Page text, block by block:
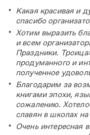
Какая красивая и
спасибо
Хотим выразить
и всем
Праздники.
продуманного и
полученное
Благодарим за
книгами эпохи,
сожалению.
славян в школах
Очень интересная